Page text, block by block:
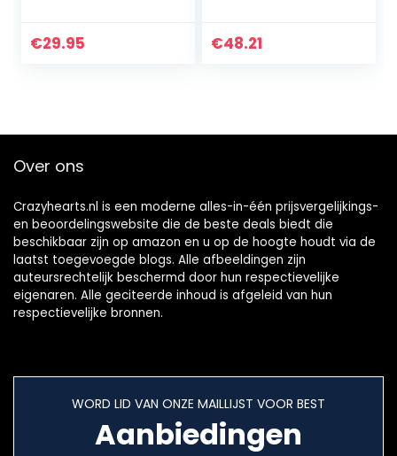
jongens warme
€29.95
Dikke Katoen
€48.21
Over ons
Crazyhearts.nl is een moderne alles-in-één prijsvergelijkings-
en beoordelingswebsite die de beste deals biedt die
beschikbaar zijn op amazon en u op de hoogte houdt via de
laatst toegevoegde blogs. Alle afbeeldingen zijn
auteursrechtelijk beschermd door hun respectievelijke
eigenaren. Alle geciteerde inhoud is afgeleid van hun
respectievelijke bronnen.
WORD LID VAN ONZE MAILLIJST VOOR BEST
Aanbiedingen